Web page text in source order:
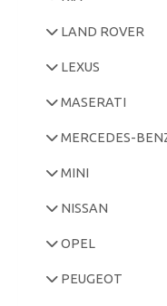
LAND ROVER
LEXUS
MASERATI
MERCEDES-
MINI
NISSAN
OPEL
PEUGEOT